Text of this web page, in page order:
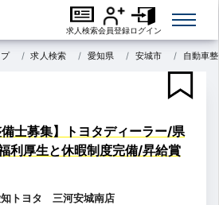
求人検索会員登録ログイン
求人検索 愛知県 安城市 自動車
備士募集】トヨタディーラー/県
利厚生と休暇制度完備/昇給賞
トヨタ 三河安城南店